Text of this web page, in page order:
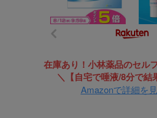
在庫あり！小林薬品のセル
＼【自宅で唾液/8分で結
Amazonで詳細を